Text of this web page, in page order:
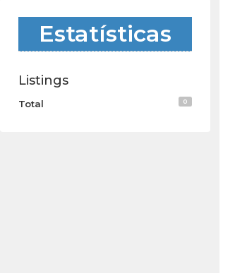
Estatísticas
Listings
Total 0